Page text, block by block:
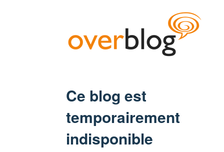
Ce blog est
temporairement
indisponible